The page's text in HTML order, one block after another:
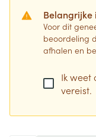
Voor dit
beoordeling
afhalen en
Ik weet
vereist.